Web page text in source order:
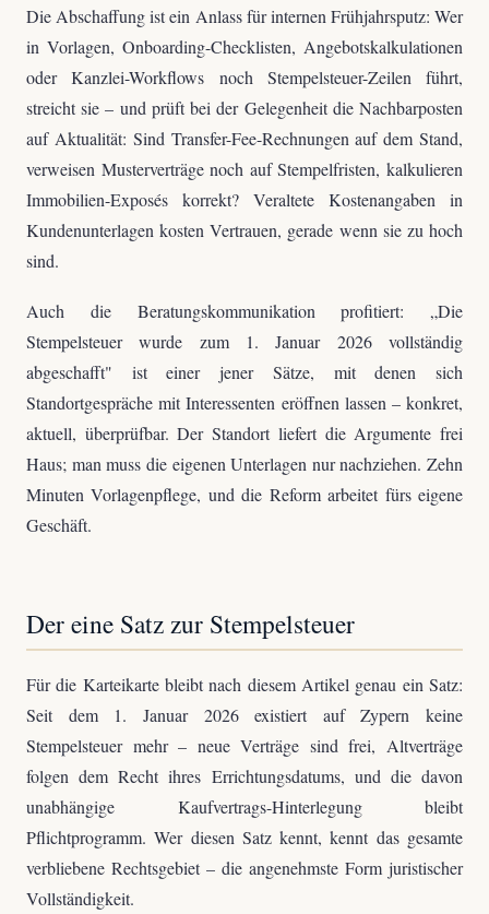
Die Abschaffung ist ein Anlass für internen Frühjahrsputz: Wer
in Vorlagen, Onboarding-Checklisten, Angebotskalkulationen
oder Kanzlei-Workflows noch Stempelsteuer-Zeilen führt,
streicht sie – und prüft bei der Gelegenheit die Nachbarposten
auf Aktualität: Sind Transfer-Fee-Rechnungen auf dem Stand,
verweisen Musterverträge noch auf Stempelfristen, kalkulieren
Immobilien-Exposés korrekt? Veraltete Kostenangaben in
Kundenunterlagen kosten Vertrauen, gerade wenn sie zu hoch
sind.
Auch die Beratungskommunikation profitiert: „Die
Stempelsteuer wurde zum 1. Januar 2026 vollständig
abgeschafft" ist einer jener Sätze, mit denen sich
Standortgespräche mit Interessenten eröffnen lassen – konkret,
aktuell, überprüfbar. Der Standort liefert die Argumente frei
Haus; man muss die eigenen Unterlagen nur nachziehen. Zehn
Minuten Vorlagenpflege, und die Reform arbeitet fürs eigene
Geschäft.
Der eine Satz zur Stempelsteuer
Für die Karteikarte bleibt nach diesem Artikel genau ein Satz:
Seit dem 1. Januar 2026 existiert auf Zypern keine
Stempelsteuer mehr – neue Verträge sind frei, Altverträge
folgen dem Recht ihres Errichtungsdatums, und die davon
unabhängige Kaufvertrags-Hinterlegung bleibt
Pflichtprogramm. Wer diesen Satz kennt, kennt das gesamte
verbliebene Rechtsgebiet – die angenehmste Form juristischer
Vollständigkeit.